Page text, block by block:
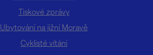
Tiskové zprávy
Ubytování na jižní Moravě
Cyklisté vítáni